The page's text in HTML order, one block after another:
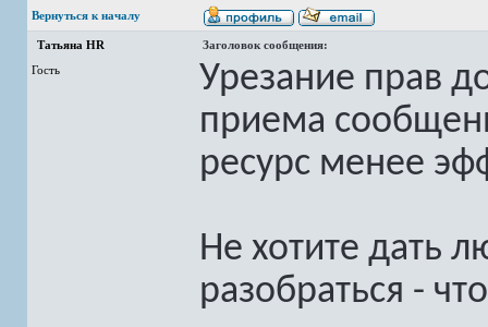
Вернуться к началу
Татьяна HR
Заголовок сообщения:
Гость
Урезание прав
приема
ресурс менее
Не хотите дать
разобраться -